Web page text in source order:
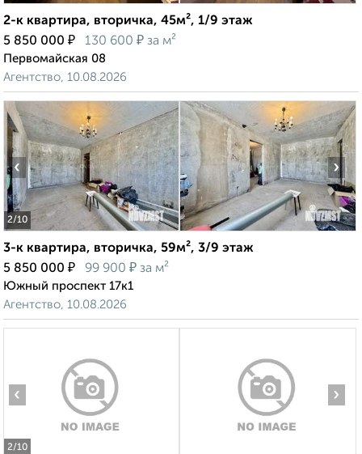
2-к квартира, вторичка, 45м², 1/9 этаж
5 850 000 ₽ 130 600 ₽ за м²
Первомайская 08
Агентство, 10.08.2026
2/10
‹ ›
3-к квартира, вторичка, 59м², 3/9 этаж
5 850 000 ₽ 99 900 ₽ за м²
Южный проспект 17к1
Агентство, 10.08.2026
2/10
‹ ›